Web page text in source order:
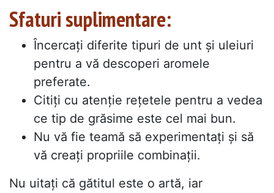
Sfaturi suplimentare:
Încercați diferite tipuri de unt și uleiuri
pentru a vă descoperi aromele
preferate.
Citiți cu atenție rețetele pentru a vedea
ce tip de grăsime este cel mai bun.
Nu vă fie teamă să experimentați și să
vă creați propriile combinații.
Nu uitați că gătitul este o artă, iar